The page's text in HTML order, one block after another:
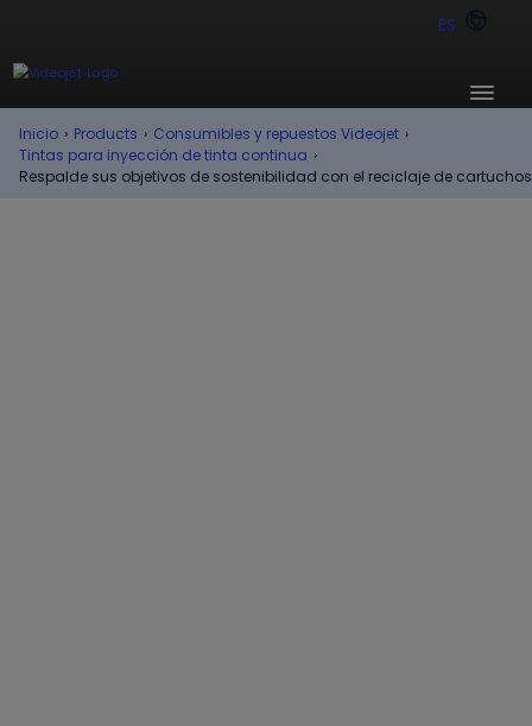
ES
Inicio › Products › Consumibles y repuestos Videojet ›
Tintas para inyección de tinta continua ›
Respalde sus objetivos de sostenibilidad con el reciclaje de cartuchos